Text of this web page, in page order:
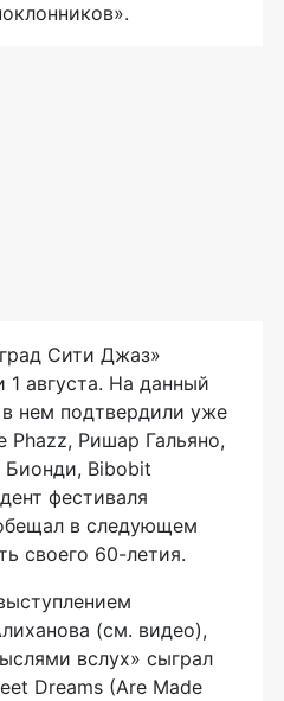
Сити Джаз»
августа. На данный
нем подтвердили уже
Phazz, Ришар Гальяно,
Bibobit
фестиваля
в следующем
своего 60-летия.
(см. видео),
вслух» сыграл
Dreams (Are Made